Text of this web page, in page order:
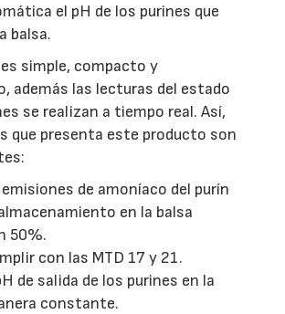
el pH de los purines que
balsa.
simple, compacto y
además las lecturas del estado
se realizan a tiempo real. Así,
que presenta este producto son
emisiones de amoníaco del purín
en la balsa
50%.
con las MTD 17 y 21.
de salida de los purines en la
constante.